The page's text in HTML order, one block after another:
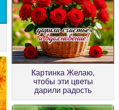
Картинка Желаю,
чтобы эти цветы
дарили радость